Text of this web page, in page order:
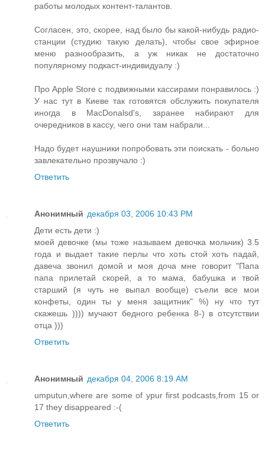
работы молодых контент-талантов.
Согласен, это, скорее, над было бы какой-нибудь радио-
станции (студию такую делать), чтобы свое эфирное
меню разнообразить, а уж никак не достаточно
популярному подкаст-индивидуалу :)
Про Apple Store с подвижными кассирами понравилось :)
У нас тут в Киеве так готовятся обслужить покупателя
иногда в MacDonalsd's, заранее набирают для
очередников в кассу, чего они там набрали...
Надо будет наушники попробовать эти поискать - больно
завлекательно прозвучало :)
Ответить
Анонимный декабря 03, 2006 10:43 PM
Дети есть дети :)
моей девочке (мы тоже называем девочка мольчик) 3.5
года и выдает такие перлы что хоть стой хоть падай,
давеча звонил домой и моя доча мне говорит "Папа
папа прилетай скорей, а то мама, бабушка и твой
старший (я чуть не выпал вообще) съели все мои
конфеты, один ты у меня защитник" %) ну что тут
скажешь )))) мучают бедного ребенка 8-) в отсутствии
отца )))
Ответить
Анонимный декабря 04, 2006 8:19 AM
umputun,where are some of ypur first podcasts,from 15 or
17 they disappeared :-(
Ответить